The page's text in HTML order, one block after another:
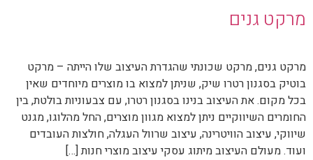
מרקט גנים
מרקט גנים, מרקט שכונתי שהגדרת העיצוב שלו הייתה – מרקט
בוטיק בסגנון רטרו שיק, שניתן למצוא בו מוצרים מיוחדים שאין
בכל מקום. את העיצוב בנינו בסגנון רטרו, עם צבעוניות בולטת, בין
החומרים השיווקיים ניתן למצוא מגוון מוצרים, החל מהלוגו, מגנט
שיווקי, עיצוב הוויטרינה, עיצוב שרוול העגלה, חולצות העובדים
ועוד. מעולם העיצוב מיתוג עסקי עיצוב מוצרי חנות […]